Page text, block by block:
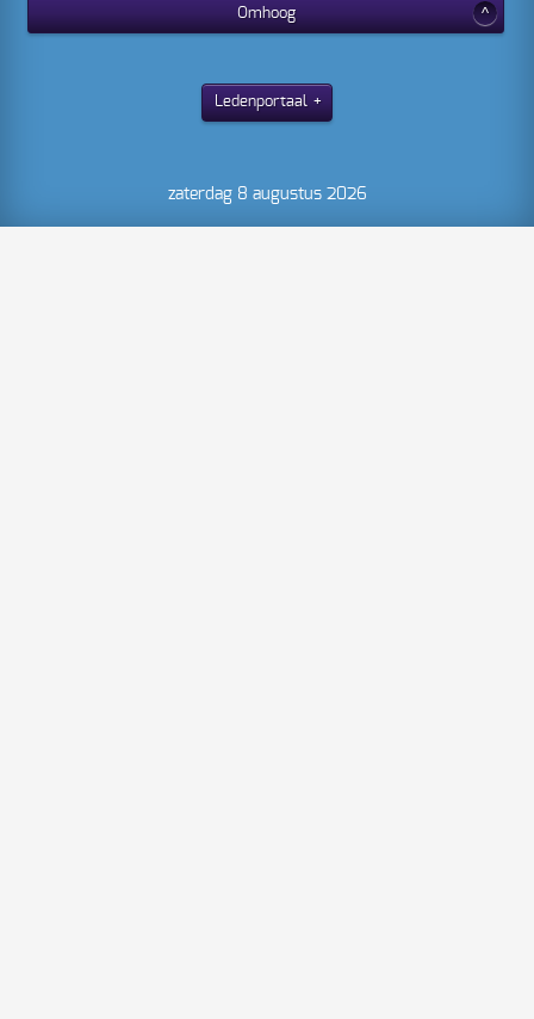
Omhoog
Ledenportaal
zaterdag 8 augustus 2026